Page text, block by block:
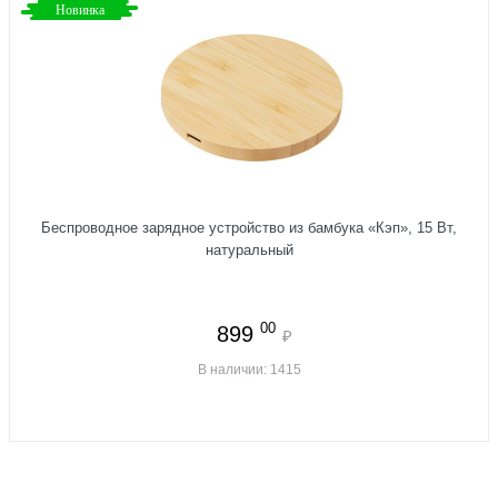
Новинка
Беспроводное зарядное устройство из бамбука «Кэп», 15 Вт,
натуральный
899 00 ₽
В наличии: 1415